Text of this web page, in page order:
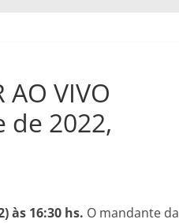
AO VIVO
de 2022,
às 16:30 hs. O mandante da